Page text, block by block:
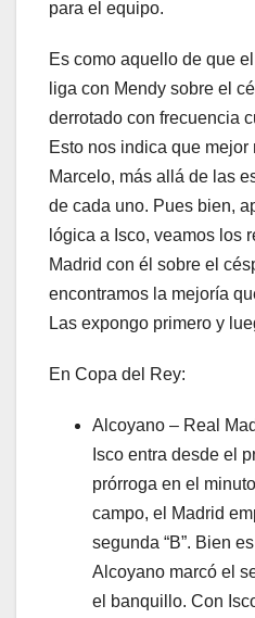
para el equipo.
Es como aquello de que
liga con Mendy sobre el
derrotado con frecuencia
Esto nos indica que mejor
Marcelo, más allá de las
de cada uno. Pues bien,
lógica a Isco, veamos los
Madrid con él sobre el
encontramos la mejoría
Las expongo primero y
En Copa del Rey:
Alcoyano – Real
Isco entra desde el
prórroga en el
campo, el Madrid
segunda “B”. Bien
Alcoyano marcó el
el banquillo. Con